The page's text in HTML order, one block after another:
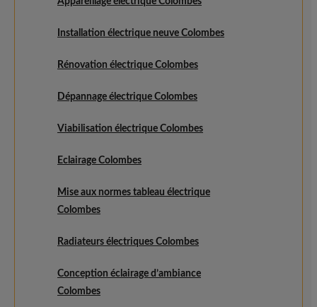
Installation électrique neuve Colombes
Rénovation électrique Colombes
Dépannage électrique Colombes
Viabilisation électrique Colombes
Eclairage Colombes
Mise aux normes tableau électrique
Colombes
Radiateurs électriques Colombes
Conception éclairage d’ambiance
Colombes